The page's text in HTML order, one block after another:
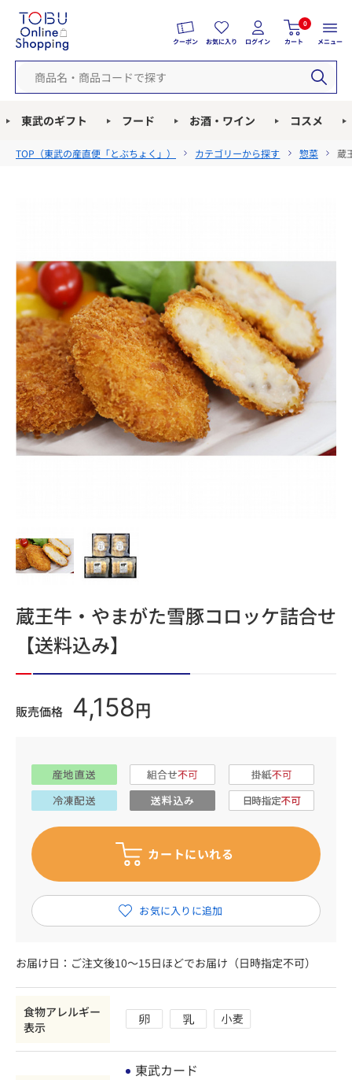
クーポン お気に入り ログイン
0
カート メニュー
東武のギフト フード お酒・ワイン コスメ
TOP（東武の産直便「とぶちょく」 ） カテゴリーから探す 惣菜 蔵
蔵王牛・やまがた雪豚コロッケ詰合せ
【送料込み】
販売価格 4,158 円
お届け日：ご注文後10～15日ほどでお届け（日時指定不可）
食物アレルギー
表示
東武カード